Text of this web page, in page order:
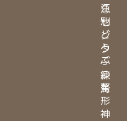
江
別
ど
う
ぶ
つ
整
形
神
急
セ
ン
タ
ー
練
馬
・